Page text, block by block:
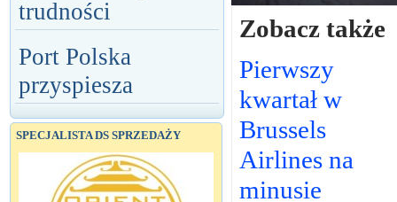
trudności
Port Polska
przyspiesza
SPECJALISTA DS SPRZEDAŻY
Zobacz także
Pierwszy
kwartał w
Brussels
Airlines na
minusie